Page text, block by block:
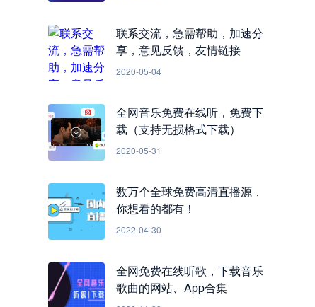
联系交流，急需帮助，加速分
享，意见反馈，友情链接
2020-05-04
全网音乐免费在线听，免费下
载（支持无损格式下载）
2020-05-31
数万个全球免费高清直播源，
你想看的都有！
2022-04-30
全网免费在线听歌，下载音乐
歌曲的网站、App合集